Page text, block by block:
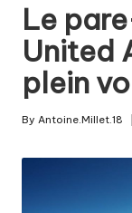
Le
United
plein
Posted
By Antoine.Millet.18